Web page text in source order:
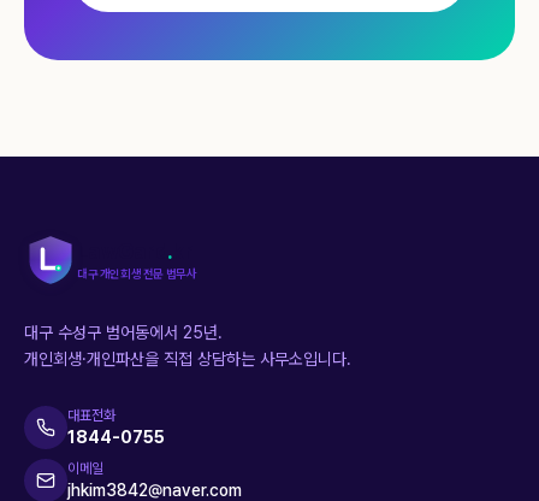
.
대구 개인회생 전문 법무사
대구 수성구 범어동에서 25년.
개인회생·개인파산을 직접 상담하는 사무소입니다.
대표전화
1844-0755
이메일
jhkim3842@naver.com